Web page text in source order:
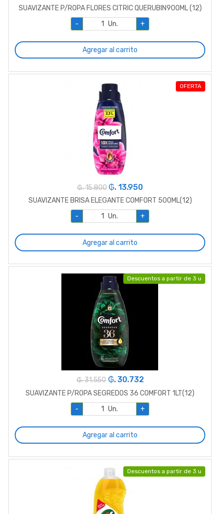
SUAVIZANTE P/ROPA FLORES CITRIC QUERUBIN900ML (12)
-
Un. +
Agregar al carrito
OFERTA
₲. 15.800 ₲. 13.950
SUAVIZANTE BRISA ELEGANTE COMFORT 500ML(12)
-
Un. +
Agregar al carrito
Descuentos a partir de 3 u
₲. 31.550 ₲. 30.732
SUAVIZANTE P/ROPA SEGREDOS 36 COMFORT 1LT(12)
-
Un. +
Agregar al carrito
Descuentos a partir de 3 u